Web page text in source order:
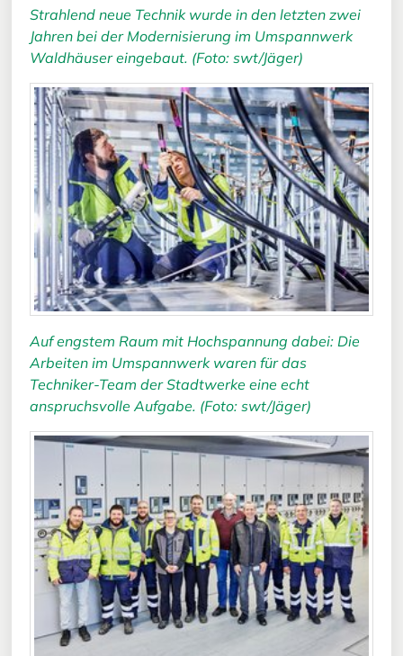
Strahlend neue Technik wurde in den letzten zwei
Jahren bei der Modernisierung im Umspannwerk
Waldhäuser eingebaut. (Foto: swt/Jäger)
Auf engstem Raum mit Hochspannung dabei: Die
Arbeiten im Umspannwerk waren für das
Techniker-Team der Stadtwerke eine echt
anspruchsvolle Aufgabe. (Foto: swt/Jäger)